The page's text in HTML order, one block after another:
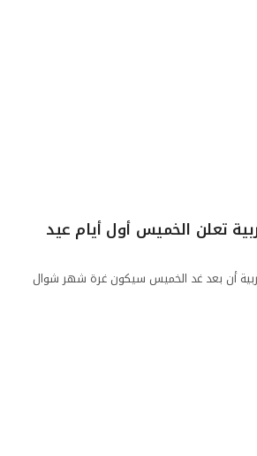
تعلن الخميس أول أيام عيد
أن بعد غد الخميس سيكون غرة شهر شوال